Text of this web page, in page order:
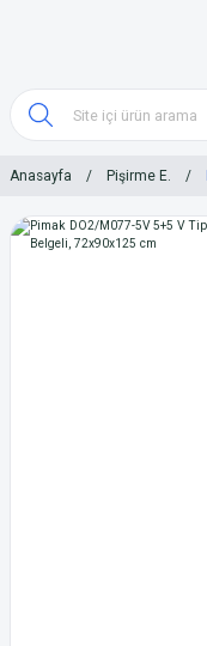
Anasayfa Pişirme E.